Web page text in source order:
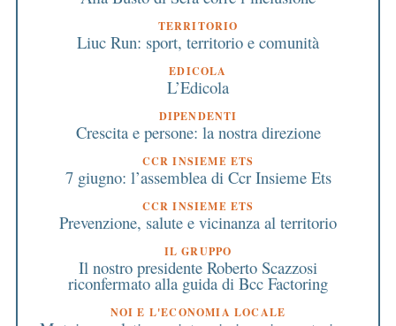
TERRITORIO
Liuc Run: sport, territorio e comunità
EDICOLA
L’Edicola
DIPENDENTI
Crescita e persone: la nostra direzione
CCR INSIEME ETS
7 giugno: l’assemblea di Ccr Insieme Ets
CCR INSIEME ETS
Prevenzione, salute e vicinanza al territorio
IL GRUPPO
Il nostro presidente Roberto Scazzosi
riconfermato alla guida di Bcc Factoring
NOI E L'ECONOMIA LOCALE